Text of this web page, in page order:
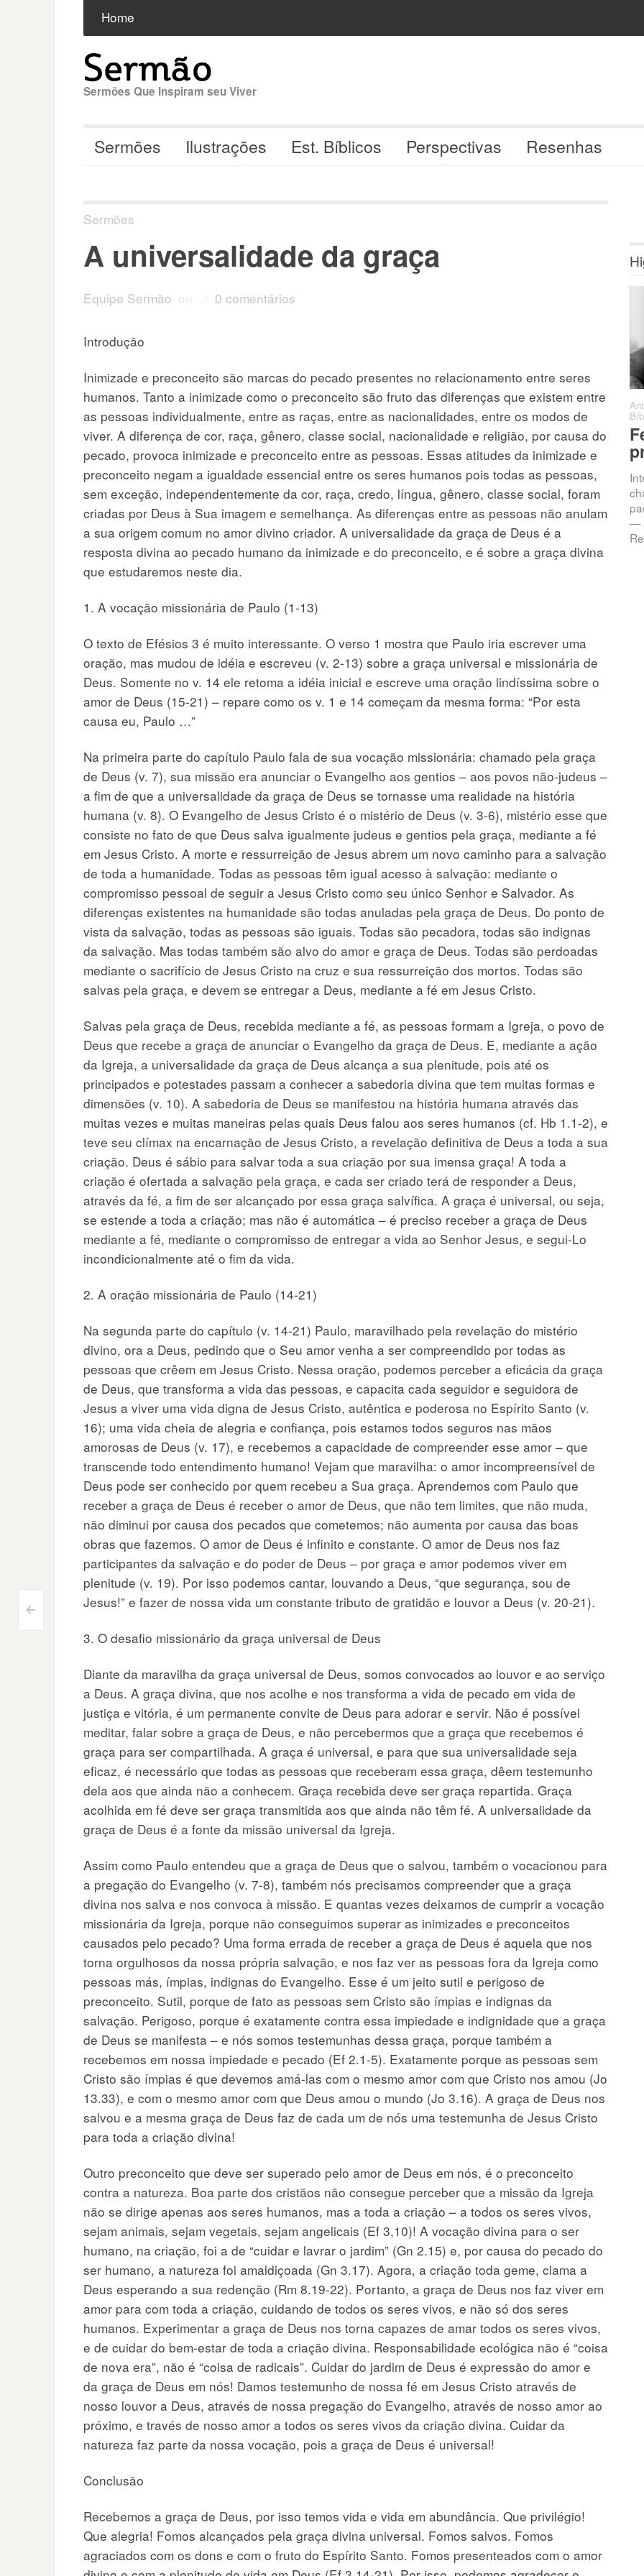
para
conteúdo
Home
Sermões Que Inspiram seu Viver
Sermões Ilustrações Est. Bíblicos Perspectivas Resenhas
Navegação
do
Post
<
Sermões
A universalidade da graça
Equipe Sermão on 0 comentários
Introdução
Inimizade e preconceito são marcas do pecado presentes no relacionamento entre seres
humanos. Tanto a inimizade como o preconceito são fruto das diferenças que existem entre
as pessoas individualmente, entre as raças, entre as nacionalidades, entre os modos de
viver. A diferença de cor, raça, gênero, classe social, nacionalidade e religião, por causa do
pecado, provoca inimizade e preconceito entre as pessoas. Essas atitudes da inimizade e
preconceito negam a igualdade essencial entre os seres humanos pois todas as pessoas,
sem exceção, independentemente da cor, raça, credo, língua, gênero, classe social, foram
criadas por Deus à Sua imagem e semelhança. As diferenças entre as pessoas não anulam
a sua origem comum no amor divino criador. A universalidade da graça de Deus é a
resposta divina ao pecado humano da inimizade e do preconceito, e é sobre a graça divina
que estudaremos neste dia.
1. A vocação missionária de Paulo (1-13)
O texto de Efésios 3 é muito interessante. O verso 1 mostra que Paulo iria escrever uma
oração, mas mudou de idéia e escreveu (v. 2-13) sobre a graça universal e missionária de
Deus. Somente no v. 14 ele retoma a idéia inicial e escreve uma oração lindíssima sobre o
amor de Deus (15-21) – repare como os v. 1 e 14 começam da mesma forma: “Por esta
causa eu, Paulo …”
Na primeira parte do capítulo Paulo fala de sua vocação missionária: chamado pela graça
de Deus (v. 7), sua missão era anunciar o Evangelho aos gentios – aos povos não-judeus –
a fim de que a universalidade da graça de Deus se tornasse uma realidade na história
humana (v. 8). O Evangelho de Jesus Cristo é o mistério de Deus (v. 3-6), mistério esse que
consiste no fato de que Deus salva igualmente judeus e gentios pela graça, mediante a fé
em Jesus Cristo. A morte e ressurreição de Jesus abrem um novo caminho para a salvação
de toda a humanidade. Todas as pessoas têm igual acesso à salvação: mediante o
compromisso pessoal de seguir a Jesus Cristo como seu único Senhor e Salvador. As
diferenças existentes na humanidade são todas anuladas pela graça de Deus. Do ponto de
vista da salvação, todas as pessoas são iguais. Todas são pecadora, todas são indignas
da salvação. Mas todas também são alvo do amor e graça de Deus. Todas são perdoadas
mediante o sacrifício de Jesus Cristo na cruz e sua ressurreição dos mortos. Todas são
salvas pela graça, e devem se entregar a Deus, mediante a fé em Jesus Cristo.
Salvas pela graça de Deus, recebida mediante a fé, as pessoas formam a Igreja, o povo de
Deus que recebe a graça de anunciar o Evangelho da graça de Deus. E, mediante a ação
da Igreja, a universalidade da graça de Deus alcança a sua plenitude, pois até os
principados e potestades passam a conhecer a sabedoria divina que tem muitas formas e
dimensões (v. 10). A sabedoria de Deus se manifestou na história humana através das
muitas vezes e muitas maneiras pelas quais Deus falou aos seres humanos (cf. Hb 1.1-2), e
teve seu clímax na encarnação de Jesus Cristo, a revelação definitiva de Deus a toda a sua
criação. Deus é sábio para salvar toda a sua criação por sua imensa graça! A toda a
criação é ofertada a salvação pela graça, e cada ser criado terá de responder a Deus,
através da fé, a fim de ser alcançado por essa graça salvífica. A graça é universal, ou seja,
se estende a toda a criação; mas não é automática – é preciso receber a graça de Deus
mediante a fé, mediante o compromisso de entregar a vida ao Senhor Jesus, e segui-Lo
incondicionalmente até o fim da vida.
2. A oração missionária de Paulo (14-21)
Na segunda parte do capítulo (v. 14-21) Paulo, maravilhado pela revelação do mistério
divino, ora a Deus, pedindo que o Seu amor venha a ser compreendido por todas as
pessoas que crêem em Jesus Cristo. Nessa oração, podemos perceber a eficácia da graça
de Deus, que transforma a vida das pessoas, e capacita cada seguidor e seguidora de
Jesus a viver uma vida digna de Jesus Cristo, autêntica e poderosa no Espírito Santo (v.
16); uma vida cheia de alegria e confiança, pois estamos todos seguros nas mãos
amorosas de Deus (v. 17), e recebemos a capacidade de compreender esse amor – que
transcende todo entendimento humano! Vejam que maravilha: o amor incompreensível de
Deus pode ser conhecido por quem recebeu a Sua graça. Aprendemos com Paulo que
receber a graça de Deus é receber o amor de Deus, que não tem limites, que não muda,
não diminui por causa dos pecados que cometemos; não aumenta por causa das boas
obras que fazemos. O amor de Deus é infinito e constante. O amor de Deus nos faz
participantes da salvação e do poder de Deus – por graça e amor podemos viver em
plenitude (v. 19). Por isso podemos cantar, louvando a Deus, “que segurança, sou de
Jesus!” e fazer de nossa vida um constante tributo de gratidão e louvor a Deus (v. 20-21).
3. O desafio missionário da graça universal de Deus
Diante da maravilha da graça universal de Deus, somos convocados ao louvor e ao serviço
a Deus. A graça divina, que nos acolhe e nos transforma a vida de pecado em vida de
justiça e vitória, é um permanente convite de Deus para adorar e servir. Não é possível
meditar, falar sobre a graça de Deus, e não percebermos que a graça que recebemos é
graça para ser compartilhada. A graça é universal, e para que sua universalidade seja
eficaz, é necessário que todas as pessoas que receberam essa graça, dêem testemunho
dela aos que ainda não a conhecem. Graça recebida deve ser graça repartida. Graça
acolhida em fé deve ser graça transmitida aos que ainda não têm fé. A universalidade da
graça de Deus é a fonte da missão universal da Igreja.
Assim como Paulo entendeu que a graça de Deus que o salvou, também o vocacionou para
a pregação do Evangelho (v. 7-8), também nós precisamos compreender que a graça
divina nos salva e nos convoca à missão. E quantas vezes deixamos de cumprir a vocação
missionária da Igreja, porque não conseguimos superar as inimizades e preconceitos
causados pelo pecado? Uma forma errada de receber a graça de Deus é aquela que nos
torna orgulhosos da nossa própria salvação, e nos faz ver as pessoas fora da Igreja como
pessoas más, ímpias, indignas do Evangelho. Esse é um jeito sutil e perigoso de
preconceito. Sutil, porque de fato as pessoas sem Cristo são ímpias e indignas da
salvação. Perigoso, porque é exatamente contra essa impiedade e indignidade que a graça
de Deus se manifesta – e nós somos testemunhas dessa graça, porque também a
recebemos em nossa impiedade e pecado (Ef 2.1-5). Exatamente porque as pessoas sem
Cristo são ímpias é que devemos amá-las com o mesmo amor com que Cristo nos amou (Jo
13.33), e com o mesmo amor com que Deus amou o mundo (Jo 3.16). A graça de Deus nos
salvou e a mesma graça de Deus faz de cada um de nós uma testemunha de Jesus Cristo
para toda a criação divina!
Outro preconceito que deve ser superado pelo amor de Deus em nós, é o preconceito
contra a natureza. Boa parte dos cristãos não consegue perceber que a missão da Igreja
não se dirige apenas aos seres humanos, mas a toda a criação – a todos os seres vivos,
sejam animais, sejam vegetais, sejam angelicais (Ef 3,10)! A vocação divina para o ser
humano, na criação, foi a de “cuidar e lavrar o jardim” (Gn 2.15) e, por causa do pecado do
ser humano, a natureza foi amaldiçoada (Gn 3.17). Agora, a criação toda geme, clama a
Deus esperando a sua redenção (Rm 8.19-22). Portanto, a graça de Deus nos faz viver em
amor para com toda a criação, cuidando de todos os seres vivos, e não só dos seres
humanos. Experimentar a graça de Deus nos torna capazes de amar todos os seres vivos,
e de cuidar do bem-estar de toda a criação divina. Responsabilidade ecológica não é “coisa
de nova era”, não é “coisa de radicais”. Cuidar do jardim de Deus é expressão do amor e
da graça de Deus em nós! Damos testemunho de nossa fé em Jesus Cristo através de
nosso louvor a Deus, através de nossa pregação do Evangelho, através de nosso amor ao
próximo, e través de nosso amor a todos os seres vivos da criação divina. Cuidar da
natureza faz parte da nossa vocação, pois a graça de Deus é universal!
Conclusão
Recebemos a graça de Deus, por isso temos vida e vida em abundância. Que privilégio!
Que alegria! Fomos alcançados pela graça divina universal. Fomos salvos. Fomos
agraciados com os dons e com o fruto do Espírito Santo. Fomos presenteados com o amor
Antonio C. Barro · Sermões · ·
0 comentários
Chamados à
Intimidade: A
Promessa da
Resposta
Jeremias 33:3 — “Clama a
mim, e responder-te-ei, e
anunciar-te-ei coisas grandes
e ocultas que não sabes.”
—